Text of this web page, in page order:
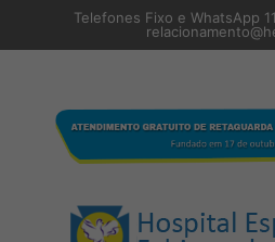
o
Telefones Fixo e WhatsApp